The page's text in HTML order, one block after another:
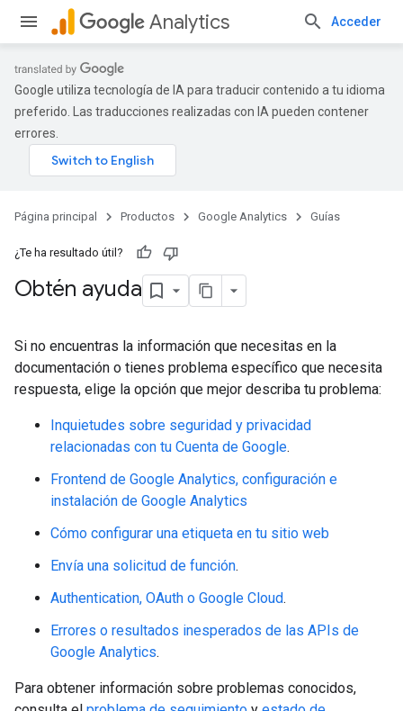
Analytics Acceder
Google utiliza tecnología de IA para traducir contenido a tu idioma
preferido. Las traducciones realizadas con IA pueden contener
errores.
Página principal Productos Google Analytics Guías
¿Te ha resultado útil?
Obtén ayuda
Si no encuentras la información que necesitas en la
documentación o tienes problema específico que necesita
respuesta, elige la opción que mejor describa tu problema:
Inquietudes sobre seguridad y privacidad
relacionadas con tu Cuenta de Google.
Frontend de Google Analytics, configuración e
instalación de Google Analytics
Cómo configurar una etiqueta en tu sitio web
Envía una solicitud de función.
Authentication, OAuth o Google Cloud.
Errores o resultados inesperados de las APIs de
Google Analytics.
Para obtener información sobre problemas conocidos,